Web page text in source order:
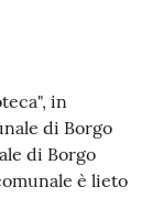
in
di Borgo
di Borgo
è lieto